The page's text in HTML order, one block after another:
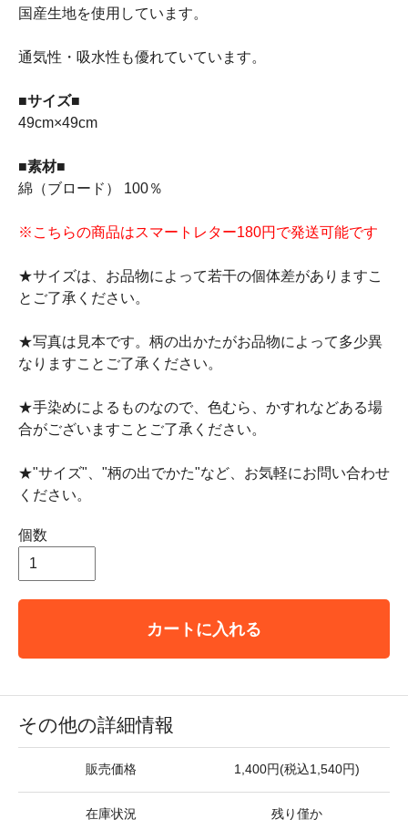
国産生地を使用しています。
通気性・吸水性も優れていています。
■サイズ■
49cm×49cm
■素材■
綿（ブロード） 100％
※こちらの商品はスマートレター180円で発送可能です
★サイズは、お品物によって若干の個体差がありますこ
とご了承ください。
★写真は見本です。柄の出かたがお品物によって多少異
なりますことご了承ください。
★手染めによるものなので、色むら、かすれなどある場
合がございますことご了承ください。
★"サイズ"、"柄の出でかた"など、お気軽にお問い合わせ
ください。
個数
カートに入れる
その他の詳細情報
販売価格 1,400円(税込1,540円)
在庫状況 残り僅か